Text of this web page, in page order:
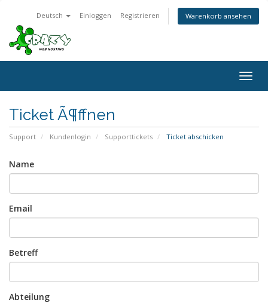
Deutsch Einloggen Registrieren Warenkorb ansehen
Ticket Ã¶ffnen
Support Kundenlogin Supporttickets Ticket abschicken
Name
Email
Betreff
Abteilung